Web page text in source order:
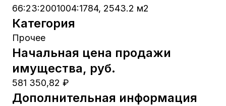
66:23:2001004:1784, 2543.2 м2
Категория
Прочее
Начальная цена продажи
имущества, руб.
581 350,82 ₽
Дополнительная информация